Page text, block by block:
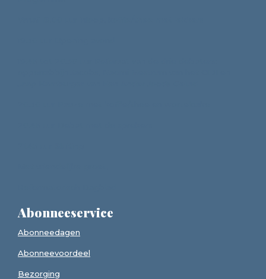
Abonneeservice
Abonneedagen
Abonneevoordeel
Bezorging